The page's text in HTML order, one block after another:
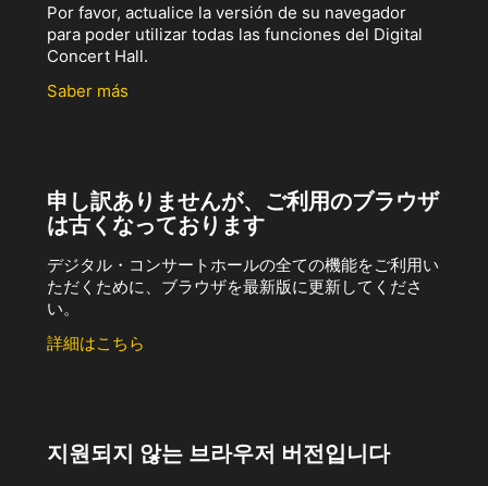
Por favor, actualice la versión de su navegador
para poder utilizar todas las funciones del Digital
Concert Hall.
Saber más
申し訳ありませんが、ご利用のブラウザ
は古くなっております
デジタル・コンサートホールの全ての機能をご利用い
ただくために、ブラウザを最新版に更新してくださ
い。
詳細はこちら
지원되지 않는 브라우저 버전입니다